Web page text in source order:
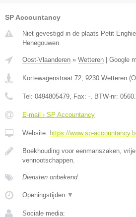
SP Accountancy
Niet gevestigd in de plaats Petit
Henegouwen.
Oost-Vlaanderen » Wetteren Google
Kortewagenstraat 72, 9230 Wetteren (
Tel: 0494805479, Fax: -, BTW-nr:
E-mail › SP Accountancy
Website: https://www.sp-
Boekhouding voor eenmanszaken,
vennootschappen.
Diensten onbekend
Openingstijden ▼
Sociale media: